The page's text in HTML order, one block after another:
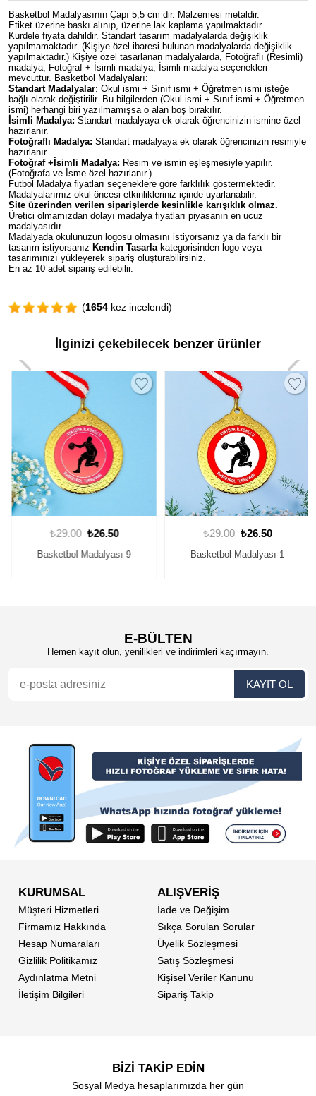
Basketbol Madalyasının Çapı 5,5 cm dir. Malzemesi metaldir.
Etiket üzerine baskı alınıp, üzerine lak kaplama yapılmaktadır.
Kurdele fiyata dahildir. Standart tasarım madalyalarda değişiklik
yapılmamaktadır. (Kişiye özel ibaresi bulunan madalyalarda değişiklik
yapılmaktadır.) Kişiye özel tasarlanan madalyalarda, Fotoğraflı (Resimli)
madalya, Fotoğraf + İsimli madalya, İsimli madalya seçenekleri
mevcuttur. Basketbol Madalyaları:
Standart Madalyalar: Okul ismi + Sınıf ismi + Öğretmen ismi isteğe
bağlı olarak değiştirilir. Bu bilgilerden (Okul ismi + Sınıf ismi + Öğretmen
ismi) herhangi biri yazılmamışsa o alan boş bırakılır.
İsimli Madalya: Standart madalyaya ek olarak öğrencinizin ismine özel
hazırlanır.
Fotoğraflı Madalya: Standart madalyaya ek olarak öğrencinizin resmiyle
hazırlanır.
Fotoğraf +İsimli Madalya: Resim ve ismin eşleşmesiyle yapılır.
(Fotoğrafa ve İsme özel hazırlanır.)
Futbol Madalya fiyatları seçeneklere göre farklılık göstermektedir.
Madalyalarımız okul öncesi etkinlikleriniz içinde uyarlanabilir.
Site üzerinden verilen siparişlerde kesinlikle karışıklık olmaz.
Üretici olmamızdan dolayı madalya fiyatları piyasanın en ucuz
madalyasıdır.
Madalyada okulunuzun logosu olmasını istiyorsanız ya da farklı bir
tasarım istiyorsanız Kendin Tasarlakategorisinden logo veya
tasarımınızı yükleyerek sipariş oluşturabilirsiniz.
En az 10 adet sipariş edilebilir.
(1654 kez incelendi)
İlginizi çekebilecek benzer ürünler
₺29.00 ₺26.50
Basketbol Madalyası 9
₺29.00 ₺26.50
Basketbol Madalyası 1
E-BÜLTEN
Hemen kayıt olun, yenilikleri ve indirimleri kaçırmayın.
KURUMSAL
Müşteri Hizmetleri
Firmamız Hakkında
Hesap Numaraları
Gizlilik Politikamız
Aydınlatma Metni
İletişim Bilgileri
ALIŞVERİŞ
İade ve Değişim
Sıkça Sorulan Sorular
Üyelik Sözleşmesi
Satış Sözleşmesi
Kişisel Veriler Kanunu
Sipariş Takip
BİZİ TAKİP EDİN
Sosyal Medya hesaplarımızda her gün